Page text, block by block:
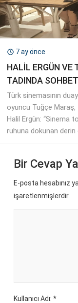
 7 ay önce
HALİL ERGÜN VE
TADINDA SOHBET
Türk sinemasının
oyuncu Tuğçe Maraş,
Halil Ergün: “Sinema
ruhuna dokunan derin
Bir Cevap
E-posta hesabınız
işaretlenmişlerdir
Kullanıcı Adı: *